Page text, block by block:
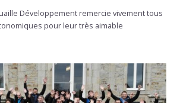
Développement remercie vivement tous
pour leur très aimable